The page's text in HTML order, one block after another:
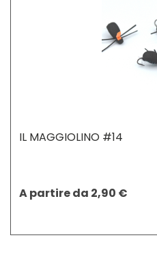
IL MAGGIOLINO #14
A partire da 2,90 €